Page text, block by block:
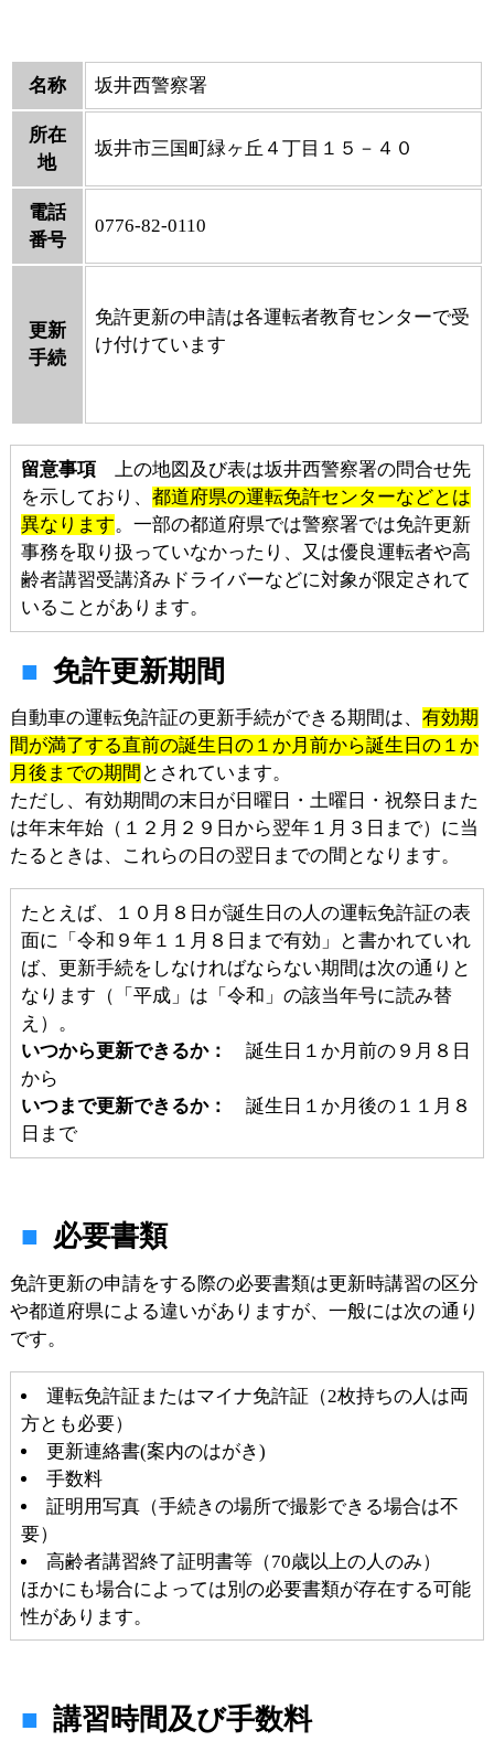
名称 坂井西警察署
所在
地
坂井市三国町緑ヶ丘４丁目１５－４０
電話
番号
0776-82-0110
更新
手続
免許更新の申請は各運転者教育センターで受
け付けています
留意事項上の地図及び表は坂井西警察署の問合せ先
を示しており、 都道府県の運転免許センターなどとは
異なります。一部の都道府県では警察署では免許更新
事務を取り扱っていなかったり、又は優良運転者や高
齢者講習受講済みドライバーなどに対象が限定されて
いることがあります。
免許更新期間
自動車の運転免許証の更新手続ができる期間は、 有効期
間が満了する直前の誕生日の１か月前から誕生日の１か
月後までの期間 とされています。
ただし、有効期間の末日が日曜日・土曜日・祝祭日また
は年末年始（１２月２９日から翌年１月３日まで）に当
たるときは、これらの日の翌日までの間となります。
たとえば、１０月８日が誕生日の人の運転免許証の表
面に「令和９年１１月８日まで有効」と書かれていれ
ば、更新手続をしなければならない期間は次の通りと
なります（「平成」は「令和」の該当年号に読み替
え）。
いつから更新できるか：
誕生日１か月前の９月８日
から
いつまで更新できるか：
誕生日１か月後の１１月８
日まで
必要書類
免許更新の申請をする際の必要書類は更新時講習の区分
や都道府県による違いがありますが、一般には次の通り
です。
運転免許証またはマイナ免許証（2枚持ちの人は両
方とも必要）
更新連絡書(案内のはがき)
手数料
証明用写真（手続きの場所で撮影できる場合は不
要）
高齢者講習終了証明書等（70歳以上の人のみ）
ほかにも場合によっては別の必要書類が存在する可能
性があります。
講習時間及び手数料